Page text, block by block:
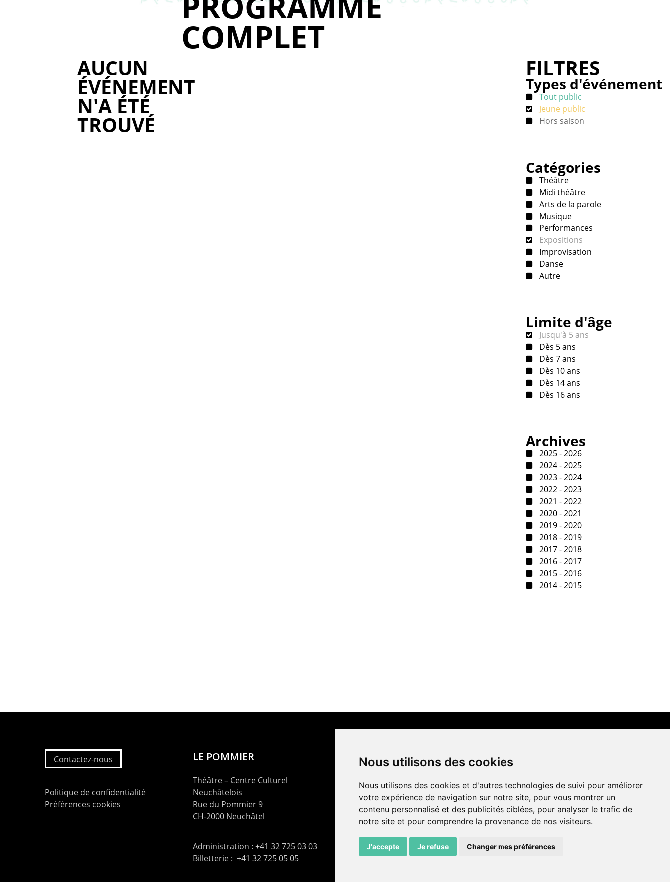
Nous utilisons des cookies
Nous utilisons des cookies et d'autres technologies de suivi pour améliorer
votre expérience de navigation sur notre site, pour vous montrer un
contenu personnalisé et des publicités ciblées, pour analyser le trafic de
notre site et pour comprendre la provenance de nos visiteurs.
J'accepte Je refuse Changer mes préférences
COMPLET
AUCUN
ÉVÉNEMENT
N'A ÉTÉ
TROUVÉ
FILTRES
Types d'événement
Tout public
Jeune public
Hors saison
Catégories
Théâtre
Midi théâtre
Arts de la parole
Musique
Performances
Expositions
Improvisation
Danse
Autre
Limite d'âge
Jusqu'à 5 ans
Dès 5 ans
Dès 7 ans
Dès 10 ans
Dès 14 ans
Dès 16 ans
Archives
2025 - 2026
2024 - 2025
2023 - 2024
2022 - 2023
2021 - 2022
2020 - 2021
2019 - 2020
2018 - 2019
2017 - 2018
2016 - 2017
2015 - 2016
2014 - 2015
Contactez-nous
Politique de confidentialité
Préférences cookies
LE POMMIER
Théâtre – Centre Culturel
Neuchâtelois
Rue du Pommier 9
CH-2000 Neuchâtel
Administration : +41 32 725 03 03
Billetterie : +41 32 725 05 05
LIENS AMIS
Centre de culture ABC
ADN – Association Danse Neuchâtel